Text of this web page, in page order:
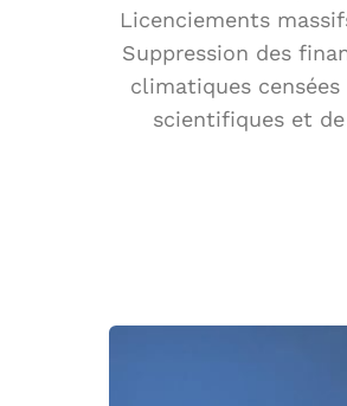
Licenciements
Suppression des
climatiques
scientifiques et